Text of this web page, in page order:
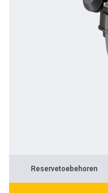
Reservetoebehoren